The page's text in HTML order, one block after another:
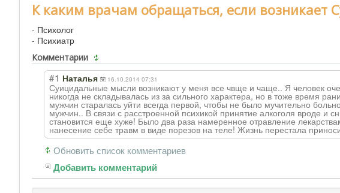
К каким врачам обращаться, если возникает
- Психолог
- Психиатр
Комментарии
#1 Наталья 16.10.2014 07:31
Суицидальные мысли возникают у меня все чвще и чаще.. Я человек
никогда не складывалась из за сильного характера, но в тоже время
мужчин старалась уйти всегда первой, чтобы не было мучительно
мужчин.. В связи с расстроенной психикой принятие алкоголя вроде и
становится еще хуже! Было два раза намеренное отравление
нанесение себе травм в виде порезов на теле! Жизнь перестала
Обновить список комментариев
Добавить комментарий